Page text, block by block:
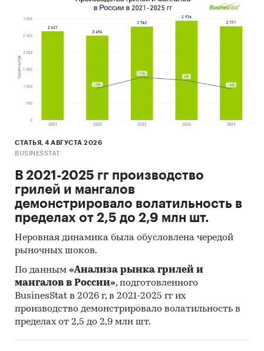
СТАТЬЯ, 4 АВГУСТА 2026
BUSINESSTAT
В 2021-2025 гг производство
грилей и мангалов
демонстрировало волатильность в
пределах от 2,5 до 2,9 млн шт.
Неровная динамика была обусловлена чередой
рыночных шоков.
По данным «Анализа рынка грилей и
мангалов в России», подготовленного
BusinesStat в 2026 г, в 2021-2025 гг их
производство демонстрировало волатильность в
пределах от 2,5 до 2,9 млн шт.